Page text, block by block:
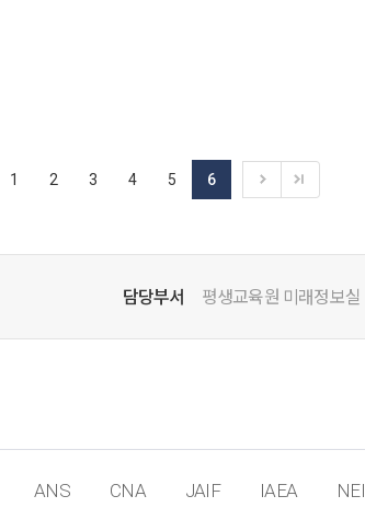
1 2 3 4 5 6
담당부서 평생교육원 미래정보실
ANS CNA JAIF IAEA NEI